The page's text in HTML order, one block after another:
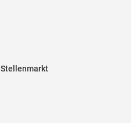
Stellenmarkt